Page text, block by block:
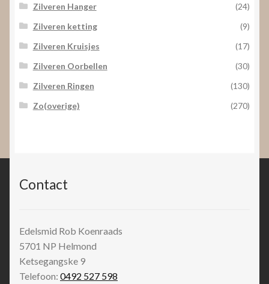
Zilveren Hanger
(24)
Zilveren ketting
(9)
Zilveren Kruisjes
(17)
Zilveren Oorbellen
(30)
Zilveren Ringen
(130)
Zo(overige)
(270)
Contact
Edelsmid Rob Koenraads
5701 NP Helmond
Ketsegangske 9
Telefoon: 0492 527 598